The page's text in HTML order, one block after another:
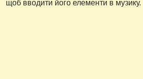
щоб вводити його елементи в музику.